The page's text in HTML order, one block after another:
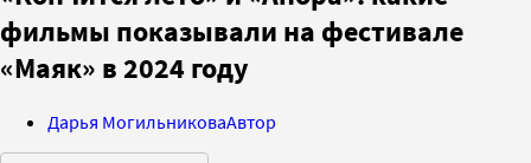
фильмы показывали на фестивале
«Маяк» в 2024 году
Дарья МогильниковаАвтор